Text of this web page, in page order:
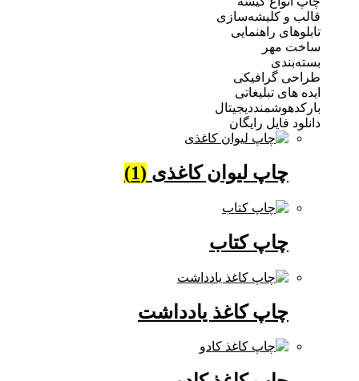
کلیشه‌سازی
راهنمایی
گرافیکی
تبلیغاتی
فایل رایگان
چاپ لیوان کاغذی(1)
چاپ کتاب
چاپ کاغذ یادداشت